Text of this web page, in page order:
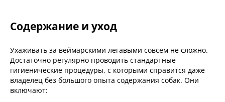
Содержание и уход
Ухаживать за веймарскими легавыми совсем не сложно.
Достаточно регулярно проводить стандартные
гигиенические процедуры, с которыми справится даже
владелец без большого опыта содержания собак. Они
включают: